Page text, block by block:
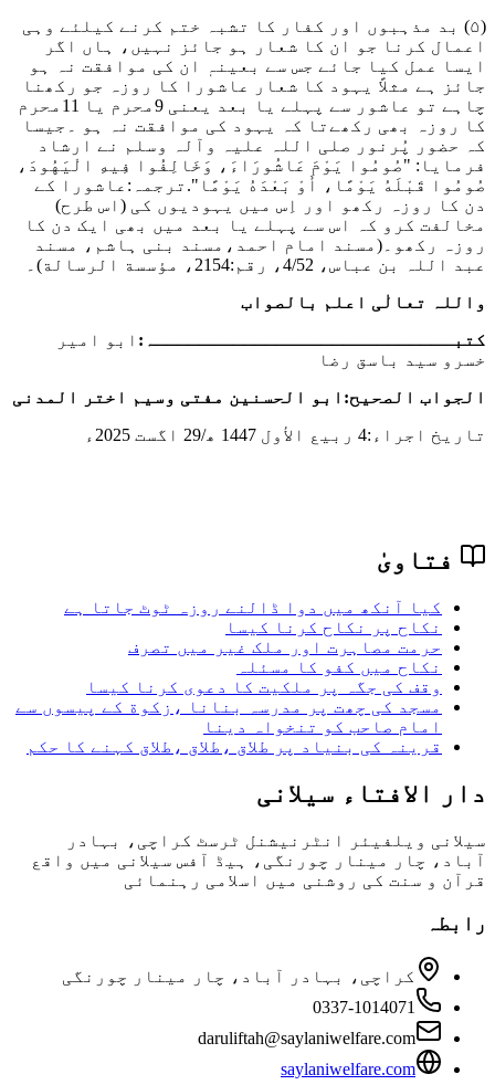
(۵) بد مذہبوں اور کفار کا تشبہ ختم کرنے کیلئے وہی
اعمال کرنا جو ان کا شعار ہو جائز نہیں، ہاں اگر
ایسا عمل کیا جائے جس سے بعینہٖ ان کی موافقت نہ ہو
جائز ہے مثلاً یہود کا شعار عاشورا کا روزہ جو رکھنا
چاہے تو عاشور سے پہلے یا بعد یعنی 9محرم یا 11محرم
کا روزہ بھی رکھےتا کہ یہود کی موافقت نہ ہو ۔جیسا
کہ حضور پُرنور صلی اللہ علیہ وآلہ وسلم نے ارشاد
فرمایا: "صُومُوا يَوْمَ عَاشُورَاءَ، وَخَالِفُوا فِيهِ الْيَهُودَ،
صُومُوا قَبْلَهُ يَوْمًا، أَوْ بَعْدَهُ يَوْمًا".ترجمہ:عاشورا کے
دن کا روزہ رکھو اور اِس میں یہودیوں کی (اس طرح)
مخالفت کرو کہ اس سے پہلے یا بعد میں بھی ایک دن کا
روزہ رکھو۔(مسند امام احمد،مسند بنی ہاشم، مسند
عبد اللہ بن عباس، 4/52، رقم:2154، مؤسسة الرسالة)۔
واللہ تعالٰی اعلم بالصواب
کتبـــــــــــــــــــــــــــہ: ابو امیر
خسرو سید باسق رضا
الجواب الصحیح: ابو الحسنین مفتی وسیم اختر المدنی
تاریخ اجراء:4 ربیع الأول 1447 ھ/29 اگست 2025ء
فتاویٰ
کیا آنکھ میں دوا ڈالنے روزہ ٹوٹ جاتا ہے
نکاح پر نکاح کرنا کیسا
حرمت مصاہرت اور ملک غیر میں تصرف
نکاح میں کفو کا مسئلہ
وقف کی جگہ پر ملکیت کا دعوی کرنا کیسا
مسجد کی چھت پر مدرسہ بنانا ،زکوة کے پیسوں سے
امام صاحب کو تنخواہ دینا
قرینہ کی بنیاد پر طلاق ،طلاق ،طلاق کہنے کا حکم
دار الافتاء سیلانی
سیلانی ویلفیئر انٹرنیشنل ٹرسٹ کراچی، بہادر
آباد، چار مینار چورنگی، ہیڈ آفس سیلانی میں واقع
قرآن و سنت کی روشنی میں اسلامی رہنمائی
رابطہ
کراچی، بہادر آباد، چار مینار چورنگی
0337-1014071
daruliftah@saylaniwelfare.com
saylaniwelfare.com